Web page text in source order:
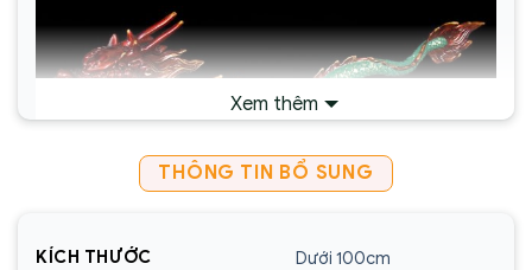
Xem thêm
THÔNG TIN BỔ SUNG
KÍCH THƯỚC Dưới 100cm